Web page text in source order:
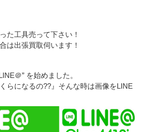
た工具売って下さい！
は出張買取伺います！
＠” を始めました。
らになるの??』そんな時は画像をLINE